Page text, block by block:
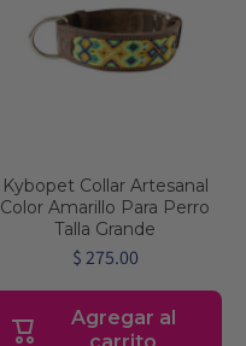
Kybopet Collar Artesanal
Color Amarillo Para Perro
Talla Grande
$ 275.00
Agregar al